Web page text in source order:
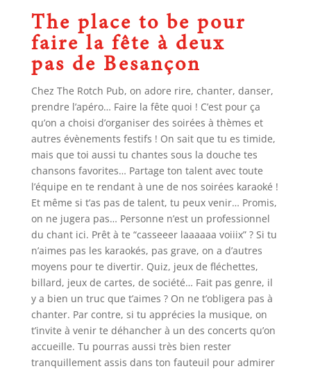
The place to be pour
faire la fête à deux
pas de Besançon
Chez The Rotch Pub, on adore rire, chanter, danser,
prendre l’apéro… Faire la fête quoi ! C’est pour ça
qu’on a choisi d’organiser des soirées à thèmes et
autres évènements festifs ! On sait que tu es timide,
mais que toi aussi tu chantes sous la douche tes
chansons favorites… Partage ton talent avec toute
l’équipe en te rendant à une de nos soirées karaoké !
Et même si t’as pas de talent, tu peux venir… Promis,
on ne jugera pas… Personne n’est un professionnel
du chant ici. Prêt à te “casseeer laaaaaa voiiix” ? Si tu
n’aimes pas les karaokés, pas grave, on a d’autres
moyens pour te divertir. Quiz, jeux de fléchettes,
billard, jeux de cartes, de société… Fait pas genre, il
y a bien un truc que t’aimes ? On ne t’obligera pas à
chanter. Par contre, si tu apprécies la musique, on
t’invite à venir te déhancher à un des concerts qu’on
accueille. Tu pourras aussi très bien rester
tranquillement assis dans ton fauteuil pour admirer